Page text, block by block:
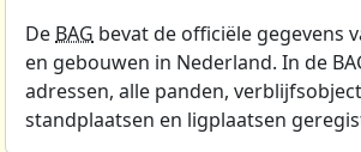
De BAG bevat de officiële gegevens
en gebouwen in Nederland. In de
adressen, alle panden,
standplaatsen en ligplaatsen